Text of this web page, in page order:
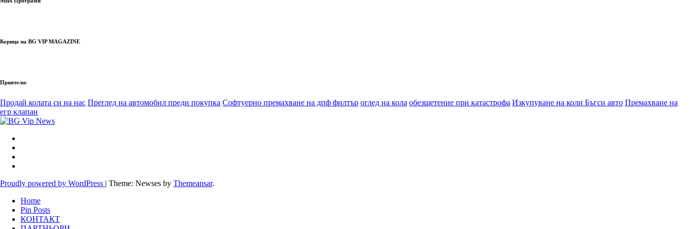
Корица на BG VIP MAGAZINE
Приятели:
Продай колата си на нас Преглед на автомобил преди покупка Софтуерно премахване на дпф филтър оглед на кола обезщетение при катастрофа Изкупуване на коли Бъгси авто Премахване на
егр клапан
Proudly powered by WordPress | Theme: Newses by Themeansar.
Home
Pin Posts
КОНТАКТ